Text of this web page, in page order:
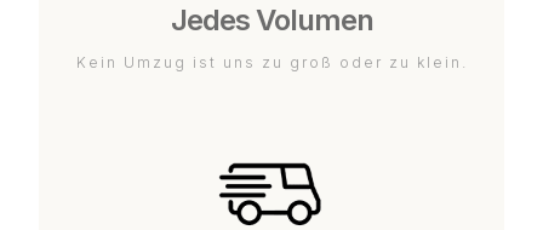
Jedes Volumen
Kein Umzug ist uns zu groß oder zu klein.